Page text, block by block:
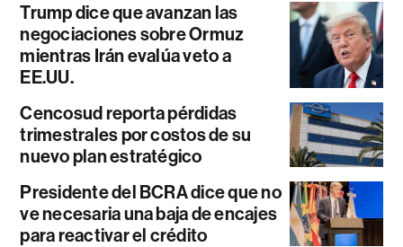
Trump dice que avanzan las
negociaciones sobre Ormuz
mientras Irán evalúa veto a
EE.UU.
Cencosud reporta pérdidas
trimestrales por costos de su
nuevo plan estratégico
Presidente del BCRA dice que no
ve necesaria una baja de encajes
para reactivar el crédito